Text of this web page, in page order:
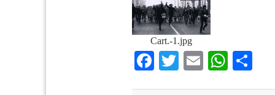
Cart.-1.jpg
Facebook
Twitter
Email